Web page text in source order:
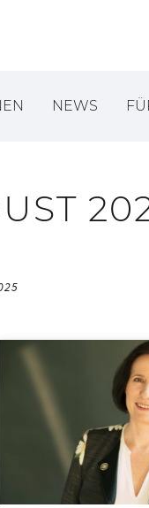
NEWS